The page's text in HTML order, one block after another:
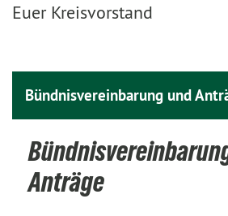
Euer Kreisvorstand
Bündnisvereinbarung und
Anträge